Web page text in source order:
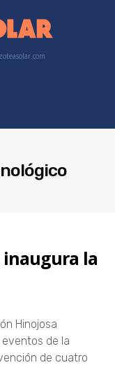
inaugura la
Hinojosa
de la
de cuatro